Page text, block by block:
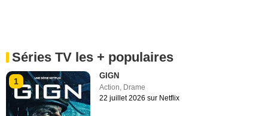
Séries TV les + populaires
1
GIGN
Action, Drame
22 juillet 2026 sur Netflix